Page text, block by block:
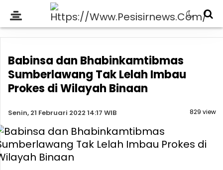
Babinsa dan Bhabinkamtibmas
Sumberlawang Tak Lelah Imbau
Prokes di Wilayah Binaan
Senin, 21 Februari 2022 14:17 WIB 829 view